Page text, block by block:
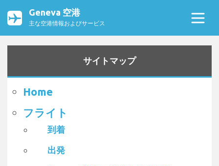
Geneva 空港
主な空港情報およびサービス
サイトマップ
Home
フライト
到着
出発